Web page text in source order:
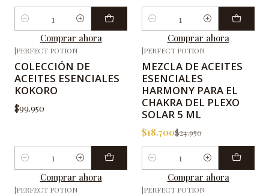
Cantidad
Comprar ahora
Cantidad
Comprar ahora
|PERFECT POTION
COLECCIÓN DE
ACEITES ESENCIALES
KOKORO
$99.950
Cantidad
Comprar ahora
|PERFECT POTION
MEZCLA DE ACEITES
ESENCIALES
HARMONY PARA EL
CHAKRA DEL PLEXO
SOLAR 5 ML
$18.700$24.950
Cantidad
Comprar ahora
|PERFECT POTION |PERFECT POTION